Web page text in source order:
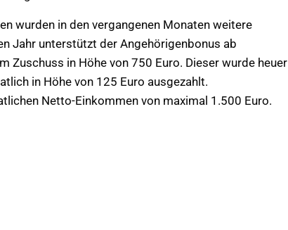
wurden in den vergangenen Monaten weitere
Jahr unterstützt der Angehörigenbonus ab
Zuschuss in Höhe von 750 Euro. Dieser wurde heuer
in Höhe von 125 Euro ausgezahlt.
Netto-Einkommen von maximal 1.500 Euro.